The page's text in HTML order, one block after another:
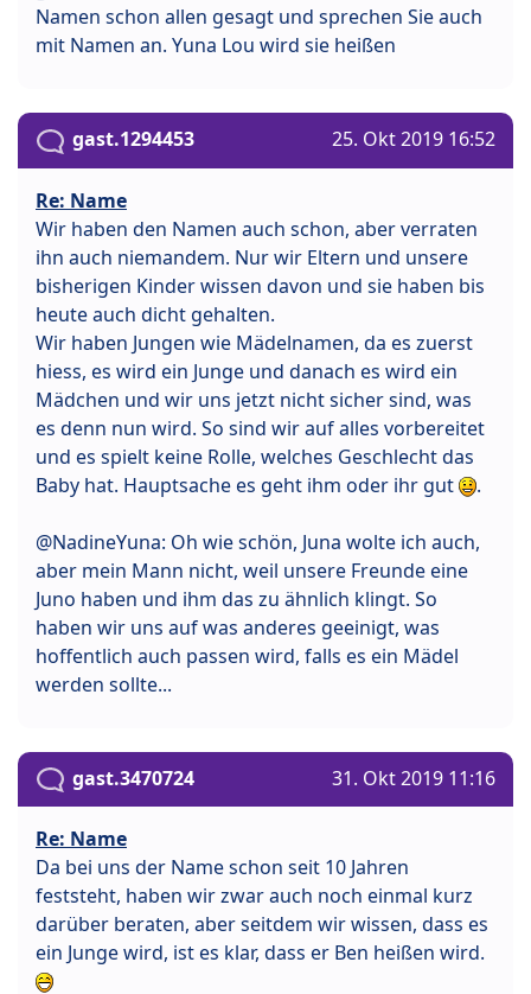
Namen schon allen gesagt und sprechen Sie auch
mit Namen an. Yuna Lou wird sie heißen
gast.1294453 25. Okt 2019 16:52
Re: Name
Wir haben den Namen auch schon, aber verraten
ihn auch niemandem. Nur wir Eltern und unsere
bisherigen Kinder wissen davon und sie haben bis
heute auch dicht gehalten.
Wir haben Jungen wie Mädelnamen, da es zuerst
hiess, es wird ein Junge und danach es wird ein
Mädchen und wir uns jetzt nicht sicher sind, was
es denn nun wird. So sind wir auf alles vorbereitet
und es spielt keine Rolle, welches Geschlecht das
Baby hat. Hauptsache es geht ihm oder ihr gut
.
@NadineYuna: Oh wie schön, Juna wolte ich auch,
aber mein Mann nicht, weil unsere Freunde eine
Juno haben und ihm das zu ähnlich klingt. So
haben wir uns auf was anderes geeinigt, was
hoffentlich auch passen wird, falls es ein Mädel
werden sollte...
gast.3470724 31. Okt 2019 11:16
Re: Name
Da bei uns der Name schon seit 10 Jahren
feststeht, haben wir zwar auch noch einmal kurz
darüber beraten, aber seitdem wir wissen, dass es
ein Junge wird, ist es klar, dass er Ben heißen wird.